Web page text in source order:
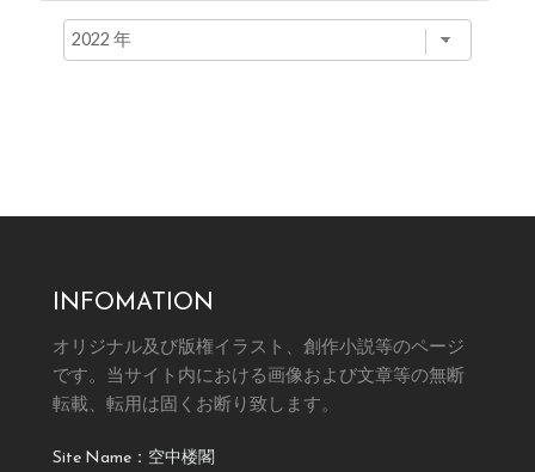
INFOMATION
オリジナル及び版権イラスト、創作小説等のページ
です。 当サイト内における画像および文章等の無断
転載、転用は固くお断り致します。
Site Name：空中楼閣